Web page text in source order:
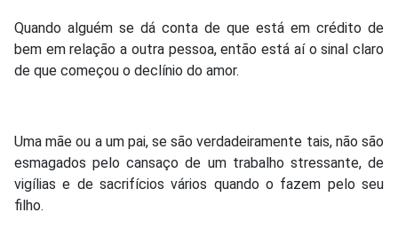
Quando alguém se dá conta de que está em crédito de
bem em relação a outra pessoa, então está aí o sinal claro
de que começou o declínio do amor.
Uma mãe ou a um pai, se são verdadeiramente tais, não são
esmagados pelo cansaço de um trabalho stressante, de
vigílias e de sacrifícios vários quando o fazem pelo seu
filho.